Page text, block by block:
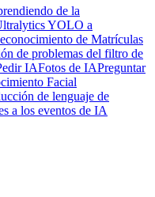
de la
YOLO a
de Matrículas
de problemas del filtro de
IAFotos de IAPreguntar
Facial
de lenguaje de
a los eventos de IA